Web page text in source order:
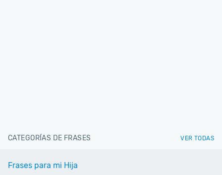
CATEGORÍAS DE FRASES VER TODAS
Frases para mi Hija